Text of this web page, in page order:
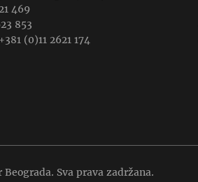
469
853
(0)11 2621 174
Sva prava zadržana.